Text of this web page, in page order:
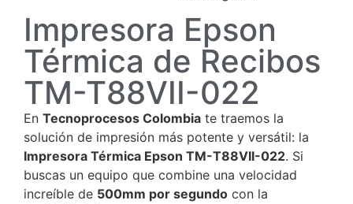
Impresora Epson
Térmica de Recibos
TM-T88VII-022
En Tecnoprocesos Colombia te traemos la
solución de impresión más potente y versátil: la
Impresora Térmica Epson TM-T88VII-022. Si
buscas un equipo que combine una velocidad
increíble de 500mm por segundo con la